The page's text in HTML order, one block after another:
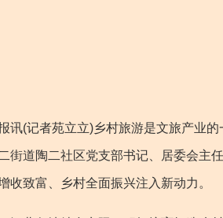
(记者苑立立)乡村旅游是文旅产业的
街道陶二社区党支部书记、居委会主
收致富、乡村全面振兴注入新动力。